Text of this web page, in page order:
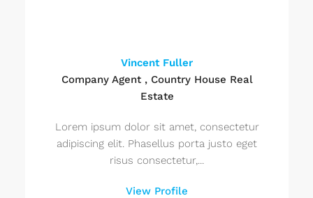
Vincent Fuller
Company Agent , Country House Real
Estate
Lorem ipsum dolor sit amet, consectetur
adipiscing elit. Phasellus porta justo eget
risus consectetur,...
View Profile